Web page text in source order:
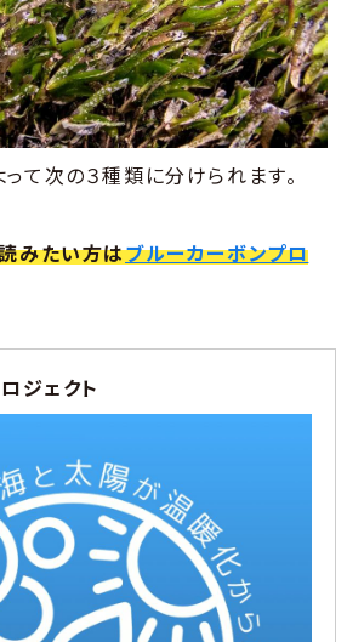
て次の３種類に分けられます。
みたい方はブルーカーボンプロ
ジェクト